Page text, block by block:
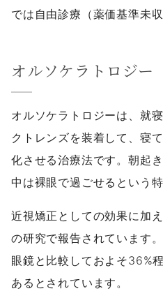
では自由診療（薬価基準未収
オルソケラトロジー
オルソケラトロジーは、就
クトレンズを装着して、寝
化させる治療法です。朝起
中は裸眼で過ごせるという特
近視矯正としての効果に加
の研究で報告されています
眼鏡と比較しておよそ36%
あるとされています。